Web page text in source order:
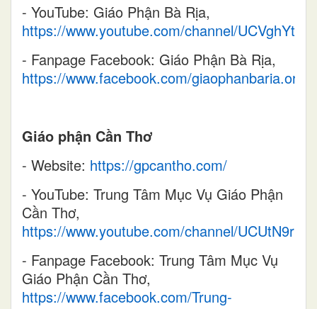
- YouTube: Giáo Phận Bà Rịa,
https://www.youtube.com/channel/
- Fanpage Facebook: Giáo Phận Bà Rịa,
https://www.facebook.com/giaophanbaria.org
Giáo phận Cần Thơ
- Website: https://gpcantho.com/
- YouTube: Trung Tâm Mục Vụ Giáo Phận
Cần Thơ,
https://www.youtube.com/channel/
- Fanpage Facebook: Trung Tâm Mục Vụ
Giáo Phận Cần Thơ,
https://www.facebook.com/Trung-